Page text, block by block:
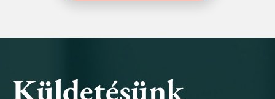
Küldetésünk